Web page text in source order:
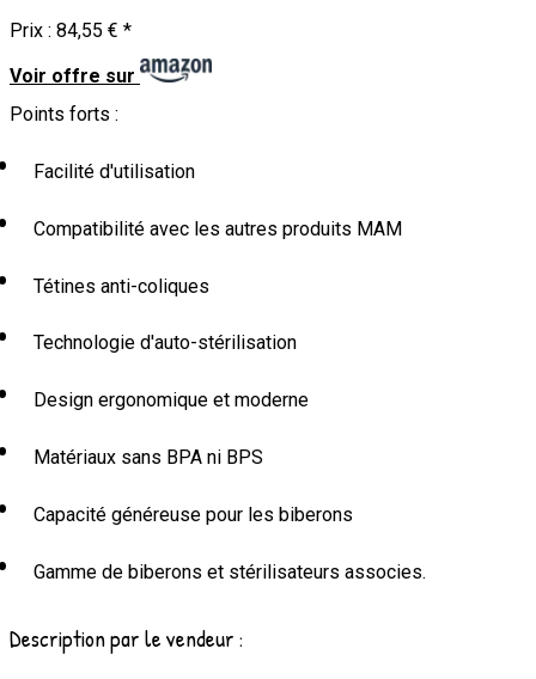
Prix : 84,55 € *
Voir offre sur
Points forts :
Facilité d'utilisation
Compatibilité avec les autres produits MAM
Tétines anti-coliques
Technologie d'auto-stérilisation
Design ergonomique et moderne
Matériaux sans BPA ni BPS
Capacité généreuse pour les biberons
Gamme de biberons et stérilisateurs associes.
Description par le vendeur :